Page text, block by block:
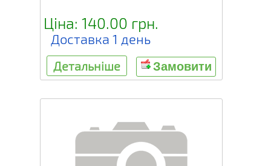
Ціна: 140.00 грн.
Доставка 1 день
Детальніше Замовити